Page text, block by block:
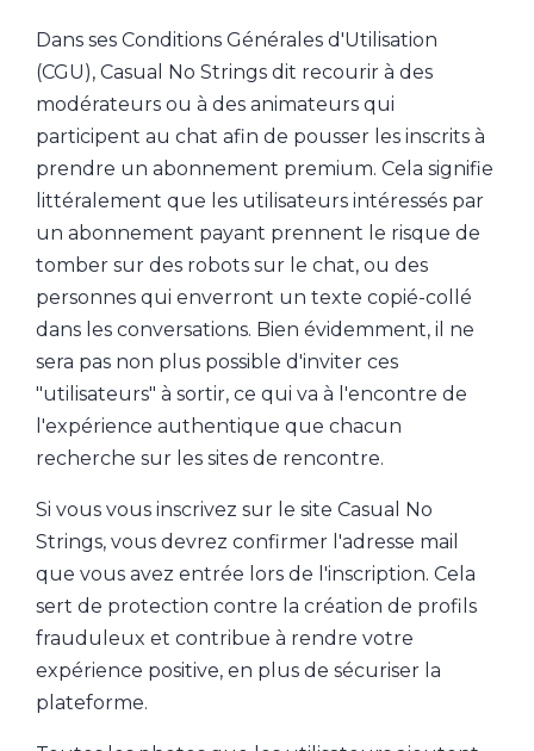
Dans ses Conditions Générales d'Utilisation
(CGU), Casual No Strings dit recourir à des
modérateurs ou à des animateurs qui
participent au chat afin de pousser les inscrits à
prendre un abonnement premium. Cela signifie
littéralement que les utilisateurs intéressés par
un abonnement payant prennent le risque de
tomber sur des robots sur le chat, ou des
personnes qui enverront un texte copié-collé
dans les conversations. Bien évidemment, il ne
sera pas non plus possible d'inviter ces
"utilisateurs" à sortir, ce qui va à l'encontre de
l'expérience authentique que chacun
recherche sur les sites de rencontre.
Si vous vous inscrivez sur le site Casual No
Strings, vous devrez confirmer l'adresse mail
que vous avez entrée lors de l'inscription. Cela
sert de protection contre la création de profils
frauduleux et contribue à rendre votre
expérience positive, en plus de sécuriser la
plateforme.